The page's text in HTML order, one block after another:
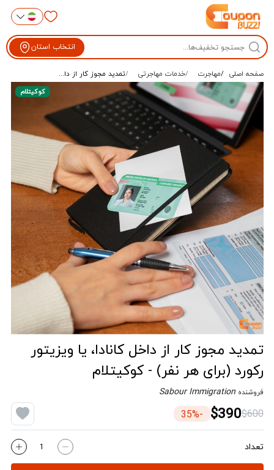
انتخاب استان
صفحه اصلی مهاجرت خدمات مهاجرتی تمدید مجوز کار از دا...
کوکیتلام
تمدید مجوز کار از داخل کانادا، یا ویزیتور
رکورد (برای هر نفر) - کوکیتلام
فروشنده Sabour Immigration
$600
$390
-35%
تعداد